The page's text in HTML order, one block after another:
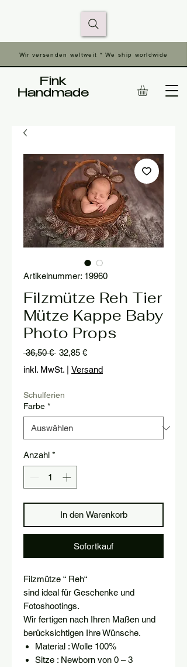
Wir versenden weltweit * We ship worldwide
Fink
Handmade
Artikelnummer: 19960
Filzmütze Reh Tier
Mütze Kappe Baby
Photo Props
36,50 € Standardpreis
32,85 €Sale-
Preis
inkl. MwSt. Versand
Schulferien
Farbe *
Anzahl *
In den Warenkorb
Sofortkauf
Filzmütze “ Reh“
sind ideal für Geschenke und
Fotoshootings.
Wir fertigen nach Ihren Maßen und
berücksichtigen Ihre Wünsche.
Material : Wolle 100%
Sitze : Newborn von 0 – 3